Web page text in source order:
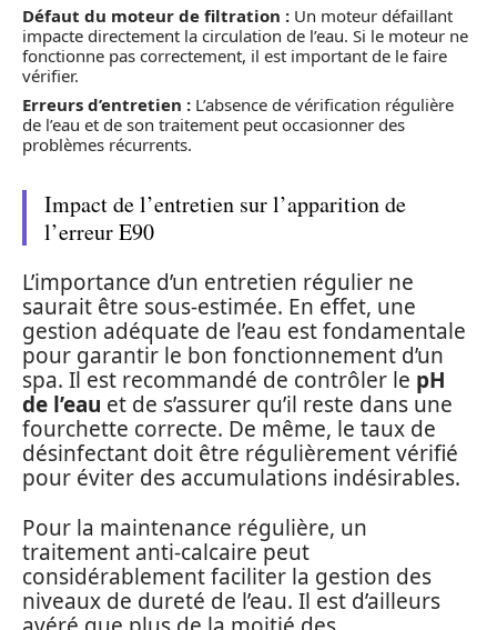
Défaut du moteur de filtration : Un moteur défaillant
impacte directement la circulation de l’eau. Si le moteur ne
fonctionne pas correctement, il est important de le faire
vérifier.
Erreurs d’entretien : L’absence de vérification régulière
de l’eau et de son traitement peut occasionner des
problèmes récurrents.
Impact de l’entretien sur l’apparition de
l’erreur E90
L’importance d’un entretien régulier ne
saurait être sous-estimée. En effet, une
gestion adéquate de l’eau est fondamentale
pour garantir le bon fonctionnement d’un
spa. Il est recommandé de contrôler le pH
de l’eau et de s’assurer qu’il reste dans une
fourchette correcte. De même, le taux de
désinfectant doit être régulièrement vérifié
pour éviter des accumulations indésirables.
Pour la maintenance régulière, un
traitement anti-calcaire peut
considérablement faciliter la gestion des
niveaux de dureté de l’eau. Il est d’ailleurs